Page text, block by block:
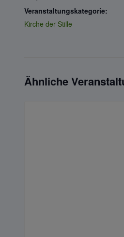
Veranstaltungskategorie:
Kirche der Stille
Ähnliche